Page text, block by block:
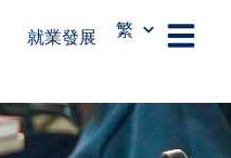
就業發展 繁